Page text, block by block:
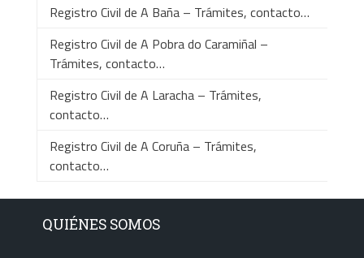
Registro Civil de A Baña – Trámites, contacto…
Registro Civil de A Pobra do Caramiñal –
Trámites, contacto…
Registro Civil de A Laracha – Trámites,
contacto…
Registro Civil de A Coruña – Trámites,
contacto…
QUIÉNES SOMOS